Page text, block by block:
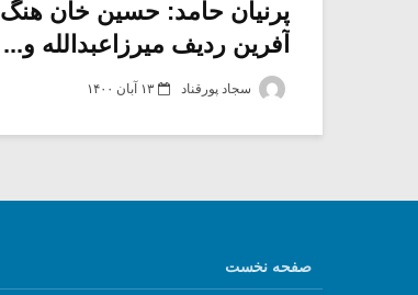
پرنیان حامد: حسین خان هنگ
آفرین ردیف میرزاعبدالله و...
سجاد پورقناد ۱۳ آبان ۱۴۰۰
صفحه نخست